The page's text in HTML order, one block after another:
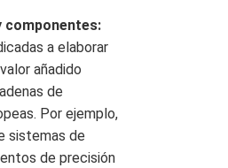
componentes:
a elaborar
añadido
de
Por ejemplo,
sistemas de
de precisión